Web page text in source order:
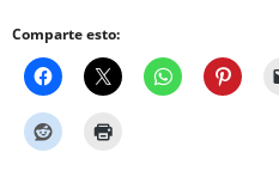
Comparte esto: